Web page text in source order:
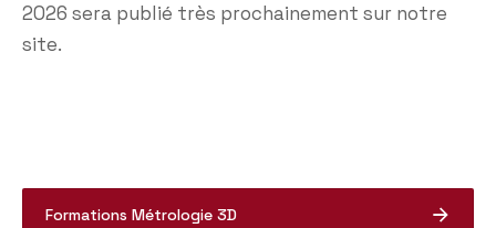
2026 sera publié très prochainement sur notre
site.
Formations Métrologie 3D